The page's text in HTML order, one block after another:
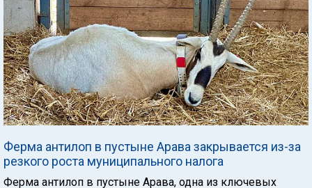
Ферма антилоп в пустыне Арава закрывается из-за
резкого роста муниципального налога
Ферма антилоп в пустыне Арава, одна из ключевых